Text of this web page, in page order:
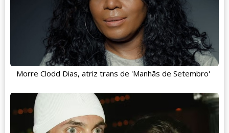
Morre Clodd Dias, atriz trans de 'Manhãs de Setembro'